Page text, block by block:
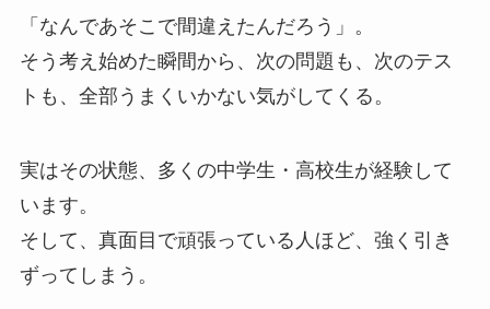
「なんであそこで間違えたんだろう」。
そう考え始めた瞬間から、次の問題も、次のテス
トも、全部うまくいかない気がしてくる。
実はその状態、多くの中学生・高校生が経験して
います。
そして、真面目で頑張っている人ほど、強く引き
ずってしまう。